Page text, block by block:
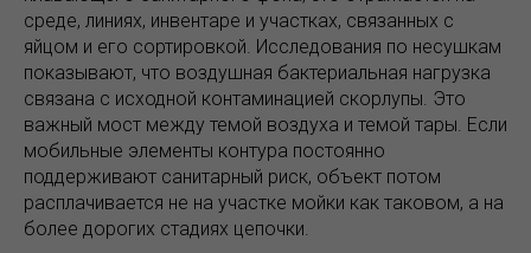
среде, линиях, инвентаре и участках, связанных с
яйцом и его сортировкой. Исследования по несушкам
показывают, что воздушная бактериальная нагрузка
связана с исходной контаминацией скорлупы. Это
важный мост между темой воздуха и темой тары. Если
мобильные элементы контура постоянно
поддерживают санитарный риск, объект потом
расплачивается не на участке мойки как таковом, а на
более дорогих стадиях цепочки.